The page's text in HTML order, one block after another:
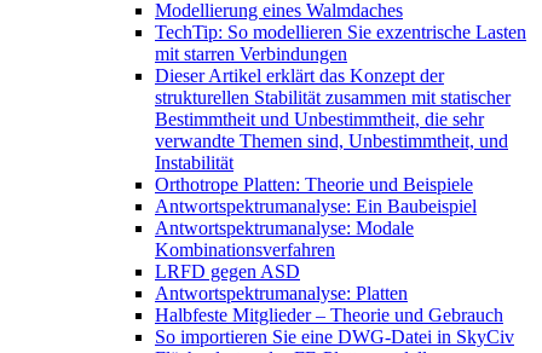
Modellierung eines Walmdaches
TechTip: So modellieren Sie exzentrische Lasten
mit starren Verbindungen
Dieser Artikel erklärt das Konzept der
strukturellen Stabilität zusammen mit statischer
Bestimmtheit und Unbestimmtheit, die sehr
verwandte Themen sind, Unbestimmtheit, und
Instabilität
Orthotrope Platten: Theorie und Beispiele
Antwortspektrumanalyse: Ein Baubeispiel
Antwortspektrumanalyse: Modale
Kombinationsverfahren
LRFD gegen ASD
Antwortspektrumanalyse: Platten
Halbfeste Mitglieder – Theorie und Gebrauch
So importieren Sie eine DWG-Datei in SkyCiv